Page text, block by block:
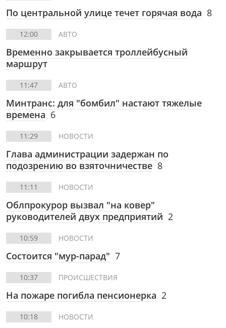
По центральной улице течет горячая вода 8
12:00 АВТО
Временно закрывается троллейбусный
маршрут
11:47 АВТО
Минтранс: для "бомбил" настают тяжелые
времена 6
11:29 НОВОСТИ
Глава администрации задержан по
подозрению во взяточничестве 8
11:11 НОВОСТИ
Облпрокурор вызвал "на ковер"
руководителей двух предприятий 2
10:59 НОВОСТИ
Состоится "мур-парад" 7
10:37 ПРОИСШЕСТВИЯ
На пожаре погибла пенсионерка 2
10:18 НОВОСТИ